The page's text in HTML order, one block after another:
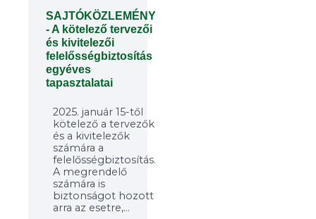
SAJTÓKÖZLEMÉNY
- A kötelező tervezői
és kivitelezői
felelősségbiztosítás
egyéves
tapasztalatai
2025. január 15-től
kötelező a tervezők
és a kivitelezők
számára a
felelősségbiztosítás.
A megrendelő
számára is
biztonságot hozott
arra az esetre,...